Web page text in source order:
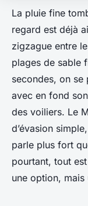
La pluie fine
regard est déjà
zigzague entre
plages de sable
secondes, on se
avec en fond
des voiliers. Le
d’évasion
parle plus fort
pourtant, tout
une option, mais